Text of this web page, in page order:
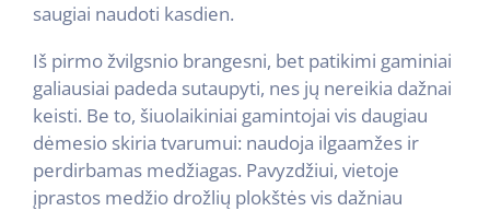
saugiai naudoti kasdien.
Iš pirmo žvilgsnio brangesni, bet patikimi gaminiai
galiausiai padeda sutaupyti, nes jų nereikia dažnai
keisti. Be to, šiuolaikiniai gamintojai vis daugiau
dėmesio skiria tvarumui: naudoja ilgaamžes ir
perdirbamas medžiagas. Pavyzdžiui, vietoje
įprastos medžio drožlių plokštės vis dažniau